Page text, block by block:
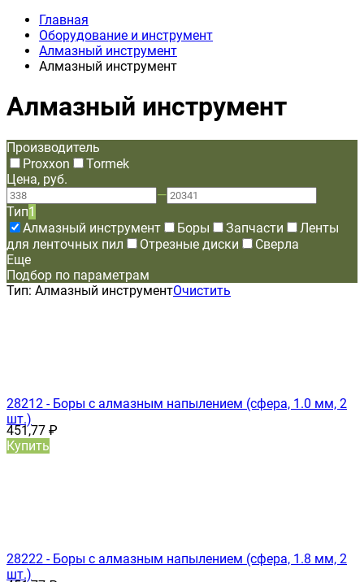
Главная
Оборудование и инструмент
Алмазный инструмент
Алмазный инструмент
Алмазный инструмент
Производитель
Proxxon
Tormek
Цена, руб.
—
Тип1
Алмазный инструмент
Боры Запчасти
Ленты
для ленточных пил
Отрезные диски
Сверла
Еще
Подбор по параметрам
Тип: Алмазный инструментОчистить
28212 - Боры с алмазным напылением (сфера, 1.0 мм, 2
шт.)
451,77 ₽
Купить
28222 - Боры с алмазным напылением (сфера, 1.8 мм, 2
шт.)